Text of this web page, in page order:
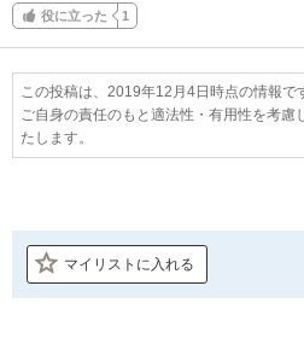
役に立った 1
この投稿は、2019年12月4日時点の情報で
ご自身の責任のもと適法性・有用性を考
たします。
マイリストに入れる